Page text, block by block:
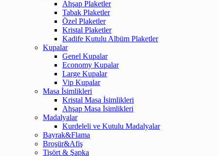
Ahşap Plaketler
Tabak Plaketler
Özel Plaketler
Kristal Plaketler
Kadife Kutulu Albüm Plaketler
Kupalar
Genel Kupalar
Economy Kupalar
Large Kupalar
Vip Kupalar
Masa İsimlikleri
Kristal Masa İsimlikleri
Ahşap Masa İsimlikleri
Madalyalar
Kurdeleli ve Kutulu Madalyalar
Bayrak&Flama
Broşür&Afiş
Tişört & Şapka